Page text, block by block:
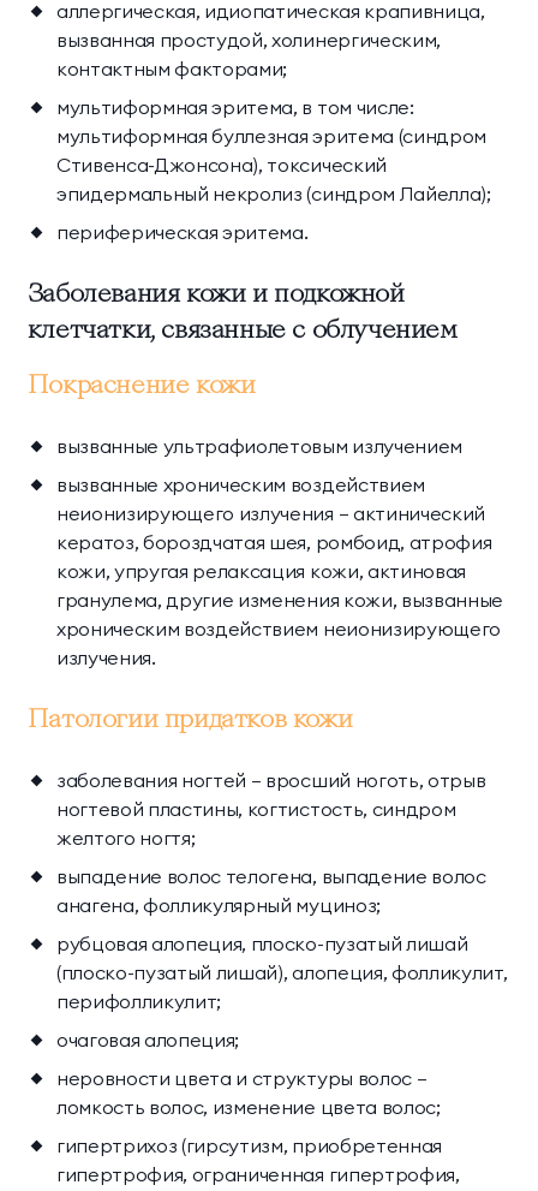
аллергическая, идиопатическая крапивница,
вызванная простудой, холинергическим,
контактным факторами;
мультиформная эритема, в том числе:
мультиформная буллезная эритема (синдром
Стивенса-Джонсона), токсический
эпидермальный некролиз (синдром Лайелла);
периферическая эритема.
Заболевания кожи и подкожной
клетчатки, связанные с облучением
Покраснение кожи
вызванные ультрафиолетовым излучением
вызванные хроническим воздействием
неионизирующего излучения — актинический
кератоз, бороздчатая шея, ромбоид, атрофия
кожи, упругая релаксация кожи, актиновая
гранулема, другие изменения кожи, вызванные
хроническим воздействием неионизирующего
излучения.
Патологии придатков кожи
заболевания ногтей — вросший ноготь, отрыв
ногтевой пластины, когтистость, синдром
желтого ногтя;
выпадение волос телогена, выпадение волос
анагена, фолликулярный муциноз;
рубцовая алопеция, плоско-пузатый лишай
(плоско-пузатый лишай), алопеция, фолликулит,
перифолликулит;
очаговая алопеция;
неровности цвета и структуры волос —
ломкость волос, изменение цвета волос;
гипертрихоз (гирсутизм, приобретенная
гипертрофия, ограниченная гипертрофия,